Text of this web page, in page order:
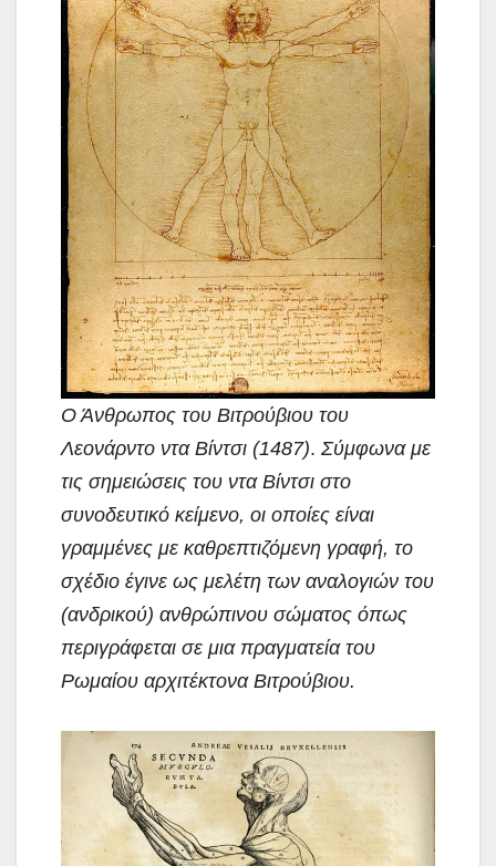
Ο Άνθρωπος του Βιτρούβιου του
Λεονάρντο ντα Βίντσι (1487). Σύμφωνα με
τις σημειώσεις του ντα Βίντσι στο
συνοδευτικό κείμενο, οι οποίες είναι
γραμμένες με καθρεπτιζόμενη γραφή, το
σχέδιο έγινε ως μελέτη των αναλογιών του
(ανδρικού) ανθρώπινου σώματος όπως
περιγράφεται σε μια πραγματεία του
Ρωμαίου αρχιτέκτονα Βιτρούβιου.